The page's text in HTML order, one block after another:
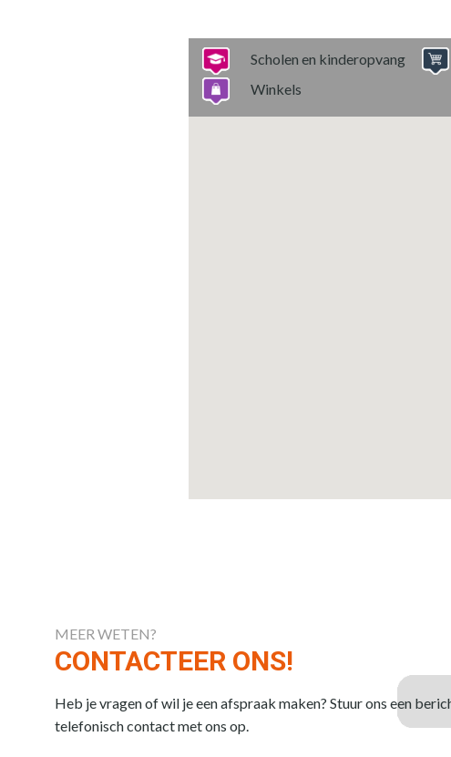
Scholen en kinderopvang
Winkels
MEER WETEN?
CONTACTEER ONS!
Heb je vragen of wil je een afspraak maken? Stuur ons een
telefonisch contact met ons op.